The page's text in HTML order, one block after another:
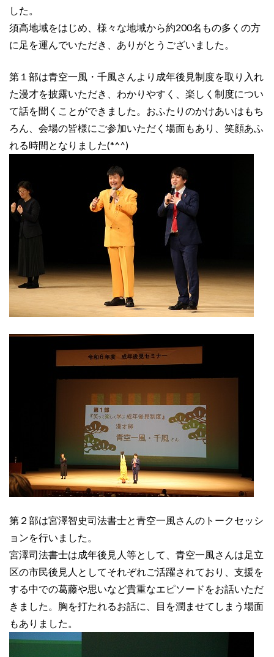
した。
須高地域をはじめ、様々な地域から約200名もの多くの方
に足を運んでいただき、ありがとうございました。
第１部は青空一風・千風さんより成年後見制度を取り入れ
た漫才を披露いただき、わかりやすく、楽しく制度につい
て話を聞くことができました。おふたりのかけあいはもち
ろん、会場の皆様にご参加いただく場面もあり、笑顔あふ
れる時間となりました(*^^)
第２部は宮澤智史司法書士と青空一風さんのトークセッシ
ョンを行いました。
宮澤司法書士は成年後見人等として、青空一風さんは足立
区の市民後見人としてそれぞれご活躍されており、支援を
する中での葛藤や思いなど貴重なエピソードをお話いただ
きました。胸を打たれるお話に、目を潤ませてしまう場面
もありました。